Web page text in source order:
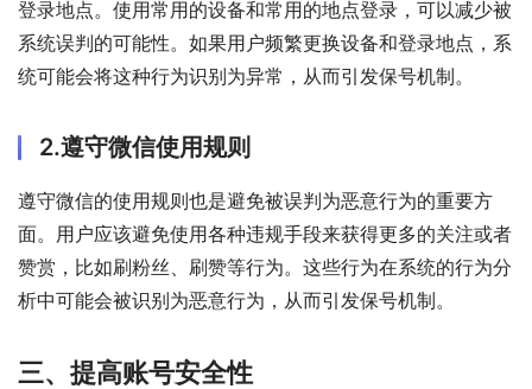
登录地点。使用常用的设备和常用的地点登录，可以减少被
系统误判的可能性。如果用户频繁更换设备和登录地点，系
统可能会将这种行为识别为异常，从而引发保号机制。
2.遵守微信使用规则
遵守微信的使用规则也是避免被误判为恶意行为的重要方
面。用户应该避免使用各种违规手段来获得更多的关注或者
赞赏，比如刷粉丝、刷赞等行为。这些行为在系统的行为分
析中可能会被识别为恶意行为，从而引发保号机制。
三、提高账号安全性